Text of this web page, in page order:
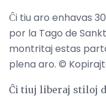
Ĉi tiu aro enhavas
por la Tago de
montritaj estas
plena aro. ©
Ĉi tiuj liberaj stiloj